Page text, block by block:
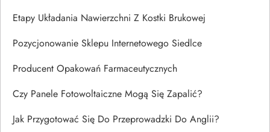
Etapy Układania Nawierzchni Z Kostki Brukowej
Pozycjonowanie Sklepu Internetowego Siedlce
Producent Opakowań Farmaceutycznych
Czy Panele Fotowoltaiczne Mogą Się Zapalić?
Jak Przygotować Się Do Przeprowadzki Do Anglii?